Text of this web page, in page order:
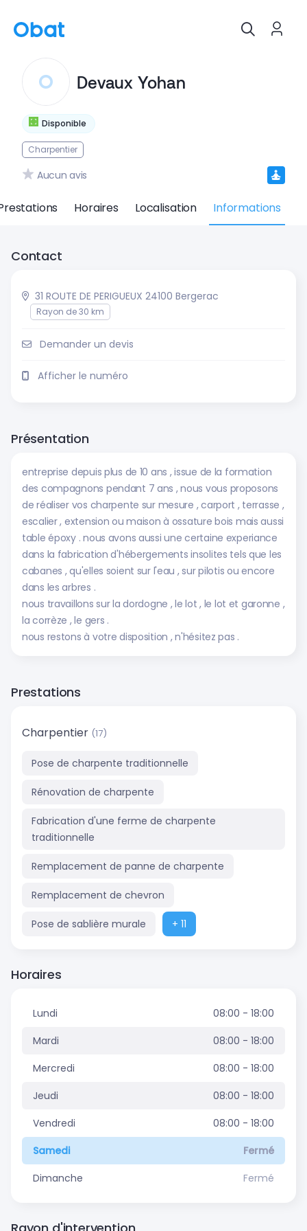
Disponible
Devaux Yohan
Charpentier
Aucun avis
Horaires Localisation Informations
Contact
31 ROUTE DE PERIGUEUX 24100 Bergerac
Rayon de 30 km
Demander un devis
Afficher le numéro
Présentation
entreprise depuis plus de 10 ans , issue de la formation
des compagnons pendant 7 ans , nous vous proposons
de réaliser vos charpente sur mesure , carport , terrasse ,
escalier , extension ou maison à ossature bois mais aussi
table époxy . nous avons aussi une certaine experiance
dans la fabrication d'hébergements insolites tels que les
cabanes , qu'elles soient sur l'eau , sur pilotis ou encore
dans les arbres .
nous travaillons sur la dordogne , le lot , le lot et garonne ,
la corrèze , le gers .
nous restons à votre disposition , n'hésitez pas .
Prestations
Charpentier (17)
Pose de charpente traditionnelle
Rénovation de charpente
Fabrication d'une ferme de charpente
traditionnelle
Remplacement de panne de charpente
Remplacement de chevron
Pose de sablière murale + 11
Horaires
Lundi
08:00 - 18:00
Mardi
08:00 - 18:00
Mercredi
08:00 - 18:00
Jeudi
08:00 - 18:00
Vendredi
08:00 - 18:00
Samedi
Fermé
Dimanche
Fermé